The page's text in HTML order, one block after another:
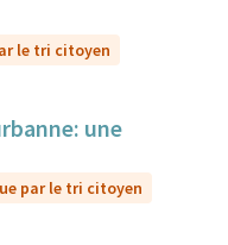
le tri citoyen
une
par le tri citoyen